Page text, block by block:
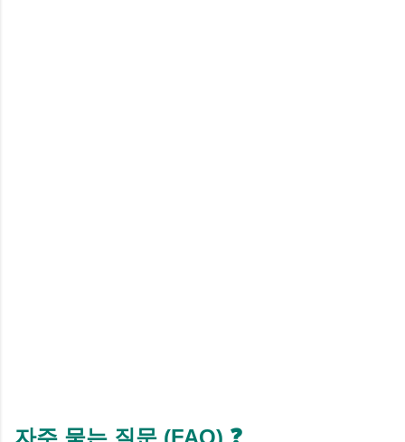
자주 묻는 질문 (FAQ) ❓